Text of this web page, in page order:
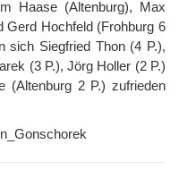
Haase (Altenburg), Max
Gerd Hochfeld (Frohburg 6
sich Siegfried Thon (4 P.),
(3 P.), Jörg Holler (2 P.)
(Altenburg 2 P.) zufrieden